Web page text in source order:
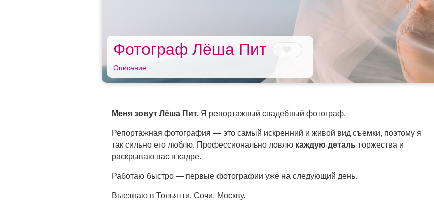
Фотограф Лёша Пит
Описание
Меня зовут Лёша Пит. Я репортажный свадебный фотограф.
Репортажная фотография — это самый искренний и живой вид съемки, поэтому я
так сильно его люблю. Профессионально ловлю каждую деталь торжества и
раскрываю вас в кадре.
Работаю быстро — первые фотографии уже на следующий день.
Выезжаю в Тольятти, Сочи, Москву.